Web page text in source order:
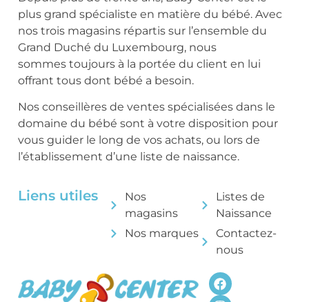
plus grand spécialiste en matière du bébé. Avec
nos trois magasins répartis sur l’ensemble du
Grand Duché du Luxembourg, nous
sommes toujours à la portée du client en lui
offrant tous dont bébé a besoin.
Nos conseillères de ventes spécialisées dans le
domaine du bébé sont à votre disposition pour
vous guider le long de vos achats, ou lors de
l’établissement d’une liste de naissance.
Liens utiles
Nos
magasins
Nos marques
Listes de
Naissance
Contactez-
nous